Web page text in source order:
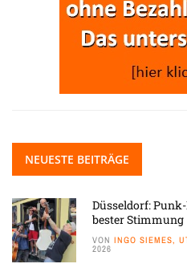
NEUESTE BEITRÄGE
Düsseldorf:
bester Stimmung
VON INGO SIEMES,
2026